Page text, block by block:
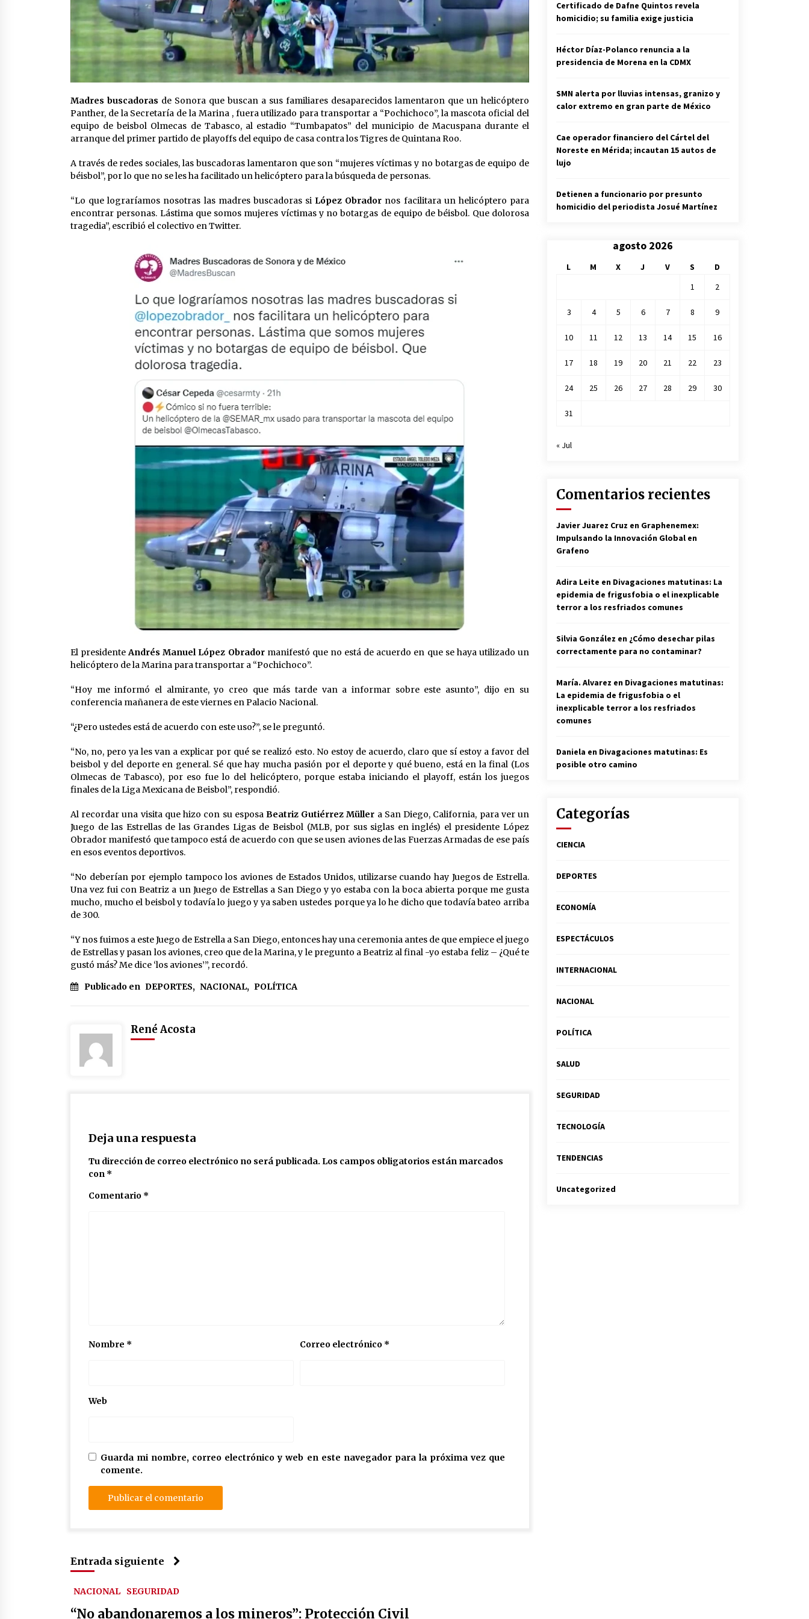
Madres buscadoras de Sonora que buscan a sus familiares desaparecidos lamentaron que un helicóptero
Panther, de la Secretaría de la Marina , fuera utilizado para transportar a “Pochichoco”, la mascota oficial del
equipo de beisbol Olmecas de Tabasco, al estadio “Tumbapatos” del municipio de Macuspana durante el
arranque del primer partido de playoffs del equipo de casa contra los Tigres de Quintana Roo.
A través de redes sociales, las buscadoras lamentaron que son “mujeres víctimas y no botargas de equipo de
béisbol”, por lo que no se les ha facilitado un helicóptero para la búsqueda de personas.
“Lo que lograríamos nosotras las madres buscadoras si López Obrador nos facilitara un helicóptero para
encontrar personas. Lástima que somos mujeres víctimas y no botargas de equipo de béisbol. Que dolorosa
tragedia”, escribió el colectivo en Twitter.
El presidenteAndrés Manuel López Obradormanifestó que no está de acuerdo en que se haya utilizado un
helicóptero de la Marina para transportar a “Pochichoco”.
“Hoy me informó el almirante, yo creo que más tarde van a informar sobre este asunto”, dijo en su
conferencia mañanera de este viernes en Palacio Nacional.
“¿Pero ustedes está de acuerdo con este uso?”, se le preguntó.
“No, no, pero ya les van a explicar por qué se realizó esto. No estoy de acuerdo, claro que sí estoy a favor del
beisbol y del deporte en general. Sé que hay mucha pasión por el deporte y qué bueno, está en la final (Los
Olmecas de Tabasco), por eso fue lo del helicóptero, porque estaba iniciando el playoff, están los juegos
finales de la Liga Mexicana de Beisbol”, respondió.
Al recordar una visita que hizo con su esposaBeatriz Gutiérrez Müller a San Diego, California, para ver un
Juego de las Estrellas de las Grandes Ligas de Beisbol (MLB, por sus siglas en inglés) el presidente López
Obrador manifestó que tampoco está de acuerdo con que se usen aviones de las Fuerzas Armadas de ese país
en esos eventos deportivos.
“No deberían por ejemplo tampoco los aviones de Estados Unidos, utilizarse cuando hay Juegos de Estrella.
Una vez fui con Beatriz a un Juego de Estrellas a San Diego y yo estaba con la boca abierta porque me gusta
mucho, mucho el beisbol y todavía lo juego y ya saben ustedes porque ya lo he dicho que todavía bateo arriba
de 300.
“Y nos fuimos a este Juego de Estrella a San Diego, entonces hay una ceremonia antes de que empiece el juego
de Estrellas y pasan los aviones, creo que de la Marina, y le pregunto a Beatriz al final -yo estaba feliz – ¿Qué te
gustó más? Me dice ‘los aviones’”, recordó.
Publicado en DEPORTES, NACIONAL, POLÍTICA
René Acosta
Deja una respuesta
Tu dirección de correo electrónico no será publicada. Los campos obligatorios están marcados
con *
Comentario *
Nombre * Correo electrónico *
Web
Guarda mi nombre, correo electrónico y web en este navegador para la próxima vez que
comente.
Entrada siguiente
NACIONAL SEGURIDAD
“No abandonaremos a los mineros”: Protección Civil
Certificado de Dafne Quintos revela
homicidio; su familia exige justicia
Héctor Díaz-Polanco renuncia a la
presidencia de Morena en la CDMX
SMN alerta por lluvias intensas, granizo y
calor extremo en gran parte de México
Cae operador financiero del Cártel del
Noreste en Mérida; incautan 15 autos de
lujo
Detienen a funcionario por presunto
homicidio del periodista Josué Martínez
agosto 2026
L M X J V S
D
1
2
3 4 5 6 7 8 9
10 11 12 13 14 15 16
17 18 19 20 21 22 23
24 25 26 27 28 29 30
31
« Jul
Comentarios recientes
Javier Juarez Cruz en Graphenemex:
Impulsando la Innovación Global en
Grafeno
Adira Leite en Divagaciones matutinas: La
epidemia de frigusfobia o el inexplicable
terror a los resfriados comunes
Silvia González en ¿Cómo desechar pilas
correctamente para no contaminar?
María. Alvarez en Divagaciones matutinas:
La epidemia de frigusfobia o el
inexplicable terror a los resfriados
comunes
Daniela en Divagaciones matutinas: Es
posible otro camino
Categorías
CIENCIA
DEPORTES
ECONOMÍA
ESPECTÁCULOS
INTERNACIONAL
NACIONAL
POLÍTICA
SALUD
SEGURIDAD
TECNOLOGÍA
TENDENCIAS
Uncategorized